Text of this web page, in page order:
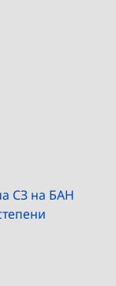
СЗ на БАН